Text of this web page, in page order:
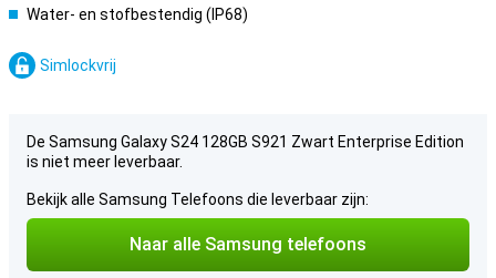
Water- en stofbestendig (IP68)
Simlockvrij
De Samsung Galaxy S24 128GB S921 Zwart Enterprise Edition
is niet meer leverbaar.
Bekijk alle Samsung Telefoons die leverbaar zijn:
Naar alle Samsung telefoons